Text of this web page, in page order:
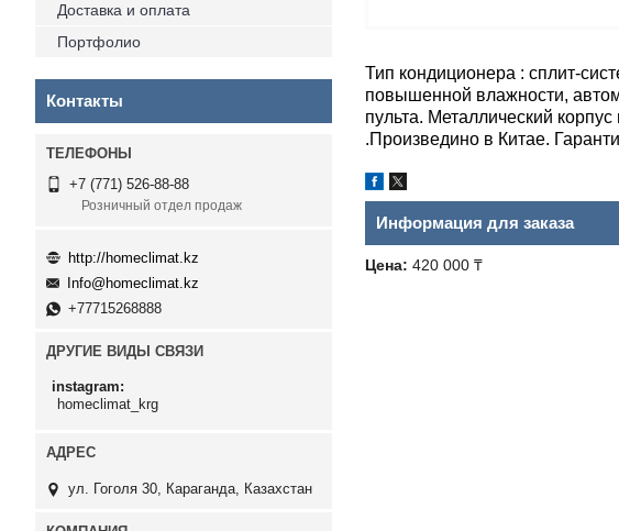
Тип кондиционера : сплит-
повышенной влажности,
пульта. Металлический
.Произведино в Китае.
Информация для заказа
Цена: 420 000 ₸
Доставка и оплата
Портфолио
Контакты
+7 (771) 526-88-88
Розничный отдел продаж
http://homeclimat.kz
Info@homeclimat.kz
+77715268888
ДРУГИЕ ВИДЫ СВЯЗИ
instagram
homeclimat_krg
ул. Гоголя 30, Караганда, Казахстан